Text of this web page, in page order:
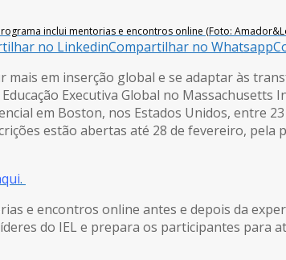
inclui mentorias e encontros online (Foto:
no LinkedinCompartilhar no Whatsapp
em inserção global e se adaptar às
Executiva Global no
em Boston, nos Estados Unidos, entre
estão abertas até 28 de fevereiro, pela
.
e encontros online antes e depois da
do IEL e prepara os participantes para